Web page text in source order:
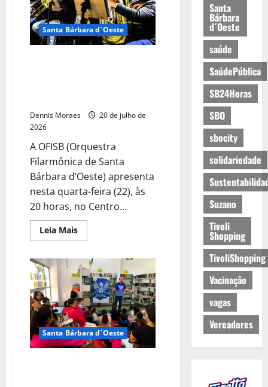
Santa Bárbara d´Oeste
Dennis Moraes
20 de julho de
2026
A OFISB (Orquestra
Filarmônica de Santa
Bárbara d’Oeste) apresenta
nesta quarta-feira (22), às
20 horas, no Centro...
Leia Mais
Santa Bárbara d´Oeste
Santa
Bárbara
d´Oeste
saúde
SaúdePública
SB24Horas
SBO
sbocity
solidariedade
Suzano
Tivoli
Shopping
TivoliShopping
Vacinação
vagas
Vereadores